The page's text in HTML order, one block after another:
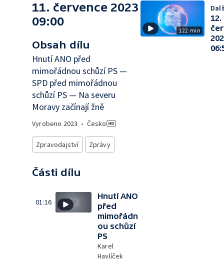
11. července 2023
09:00
Obsah dílu
Hnutí ANO před
mimořádnou schůzí PS —
SPD před mimořádnou
schůzí PS — Na severu
Moravy začínají žně
Vyrobeno 2023 • Česko
Zpravodajství Zprávy
Části dílu
01:16
Hnutí ANO
před
mimořádn
ou schůzí
PS
Karel
Havlíček
122 min
12.